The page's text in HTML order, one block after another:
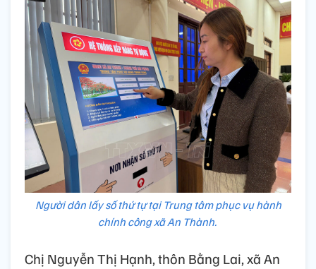
Người dân lấy số thứ tự tại Trung tâm phục vụ hành
chính công xã An Thành.
Chị Nguyễn Thị Hạnh, thôn Bằng Lai, xã An